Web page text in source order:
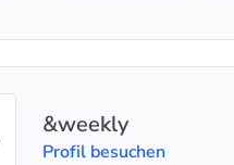
&weekly
Profil besuchen